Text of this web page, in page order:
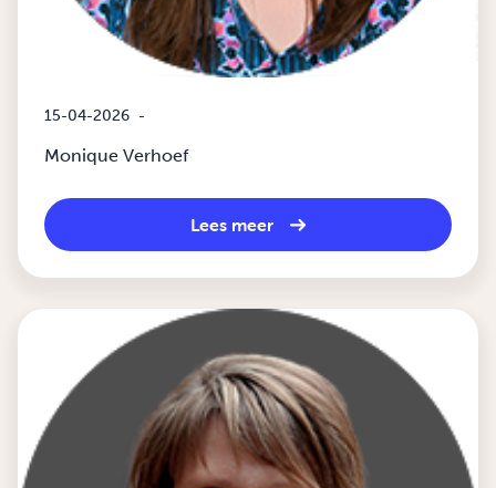
15-04-2026 -
Monique Verhoef
Lees meer